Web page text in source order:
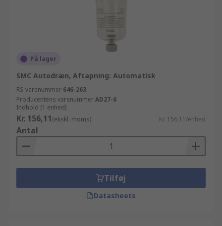
På lager
SMC Autodræn, Aftapning: Automatisk
RS-varenummer 646-263
Producentens varenummerAD27-6
Indhold (1 enhed)
Kr. 156,11(ekskl. moms) Kr. 156,11/enhed
Antal
Tilføj
Datasheets